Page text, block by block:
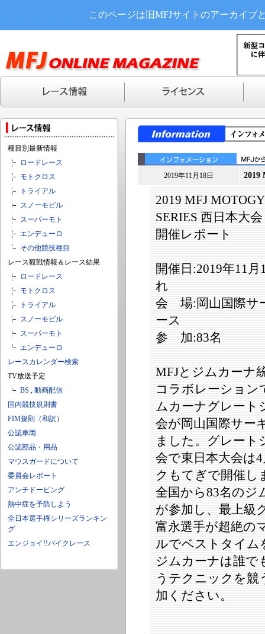
このページは旧MFJサイトのアーカイブ
種目別最新情報
ロードレース
モトクロス
トライアル
スノーモビル
スーパーモト
エンデューロ
その他競技種目
レース観戦情報＆レース結果
ロードレース
モトクロス
トライアル
スノーモビル
スーパーモト
エンデューロ
レースカレンダー検索
TV放送予定
BS , 動画配信
国内競技規則書
FIM規則（和訳）
公認車両
公認部品・用品
マウスガードについて
委員会レポート
アンチドーピング
熱中症を予防しよう
全日本選手権シリーズランキン
グ
エンジョイ!!バイクレース
2019年11月18日 2019
2019 MFJ
SERIES 西日本大会
開催レポート
開催日:2019年11
れ
会 場:岡山国際
ース
参 加:83名
MFJとジムカーナ
コラボレーション
ムカーナグレート
会が岡山国際サー
ました。グレート
会で東日本大会は
クもてぎで開催し
全国から83名のジ
が参加し、最上級
富永選手が超絶の
ルでベストタイム
ジムカーナは誰で
うテクニックを競
加ください。